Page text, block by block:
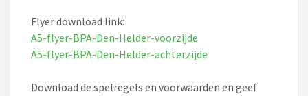
Flyer download link:
A5-flyer-BPA-Den-Helder-voorzijde
A5-flyer-BPA-Den-Helder-achterzijde
Download de spelregels en voorwaarden en geef